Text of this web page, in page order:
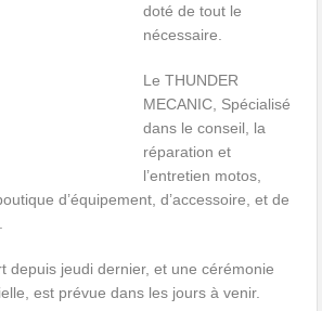
doté de tout le
nécessaire.
Le THUNDER
MECANIC, Spécialisé
dans le conseil, la
réparation et
l’entretien motos,
d’équipement, d’accessoire, et de
depuis jeudi dernier, et une cérémonie
est prévue dans les jours à venir.